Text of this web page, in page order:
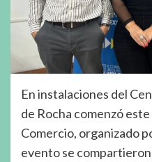
En instalaciones del
de Rocha comenzó
Comercio, organizado
evento se